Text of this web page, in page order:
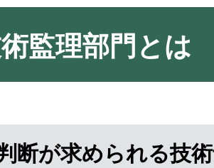
監理部門とは
断が求められる技